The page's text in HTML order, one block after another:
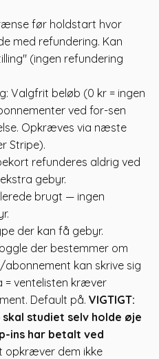
før holdstart hvor
med refundering. Kan
(ingen refundering
Valgfrit beløb (0 kr = ingen
ved for-sen
Opkræves via næste
Stripe).
refunderes aldrig ved
gebyr.
brugt — ingen
der kan få gebyr.
der bestemmer om
kan skrive sig
= ventelisten kræver
Default på. VIGTIGT:
studiet selv holde øje
ins har betalt ved
opkræver dem ikke